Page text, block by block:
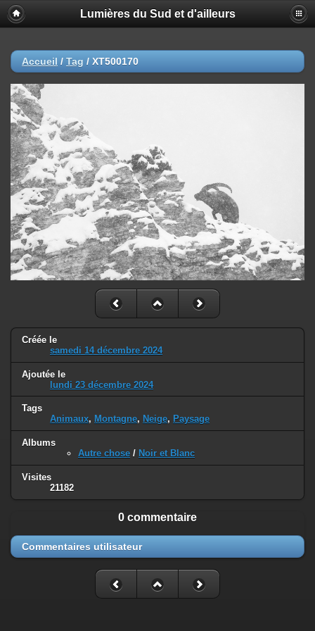
Lumières du Sud et d'ailleurs
Accueil / Tag / XT500170
Créée le
samedi 14 décembre 2024
Ajoutée le
lundi 23 décembre 2024
Tags
Animaux, Montagne, Neige, Paysage
Albums
Autre chose / Noir et Blanc
Visites
21182
0 commentaire
Commentaires utilisateur